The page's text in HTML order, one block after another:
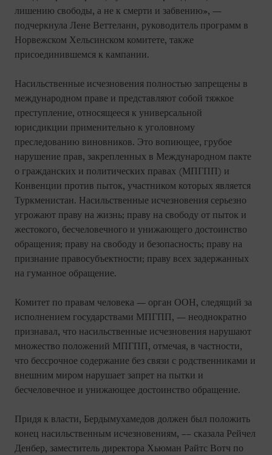
лишению свободы, а не к смерти и забвению», —
подчеркнула Лене Веттеланн, руководитель программ в
Норвежском Хельсинском комитете, также
присоединившемся к кампании.
Насильственные исчезновения полностью запрещены в
международном праве и представляют собой тяжкое
преступление, относящееся к универсальной
юрисдикции применительно к уголовному
преследованию виновников. Это вопиющее, грубое
нарушение прав, закрепленных в Международном пакте
о гражданских и политических правах (МПГПП) и
Конвенции против пыток, участником которых является
Туркменистан. Насильственные исчезновения серьезно
угрожают праву на жизнь; праву на свободу от пыток и
жестокого, бесчеловечного и унижающего достоинство
обращения; праву на свободу и безопасность; праву на
признание правосубъектности; праву всех задержанных
на гуманное обращение.
Комитет по правам человека — орган ООН, следящий за
исполнением государствами МПГПП, — неоднократно
признавал, что насильственные исчезновения нарушают
множество положений МПГПП, отмечая, в частности,
что бессрочное содержание без связи с родственниками и
внешним миром нарушает запрет на пытки и
бесчеловечное и унижающее достоинство обращение.
Придя к власти, Бердымухамедов должен был положить
конец насильственным исчезновениям, –– сказала Рейчел
Денбер, заместитель директора Хьюман Райтс Вотч по